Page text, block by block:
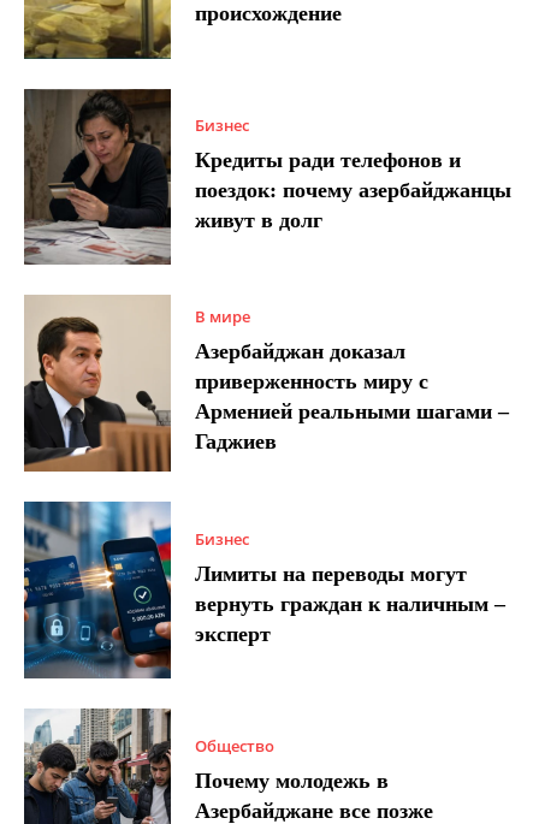
происхождение
Бизнес
Кредиты ради телефонов и
поездок: почему азербайджанцы
живут в долг
В мире
Азербайджан доказал
приверженность миру с
Арменией реальными шагами –
Гаджиев
Бизнес
Лимиты на переводы могут
вернуть граждан к наличным –
эксперт
Общество
Почему молодежь в
Азербайджане все позже